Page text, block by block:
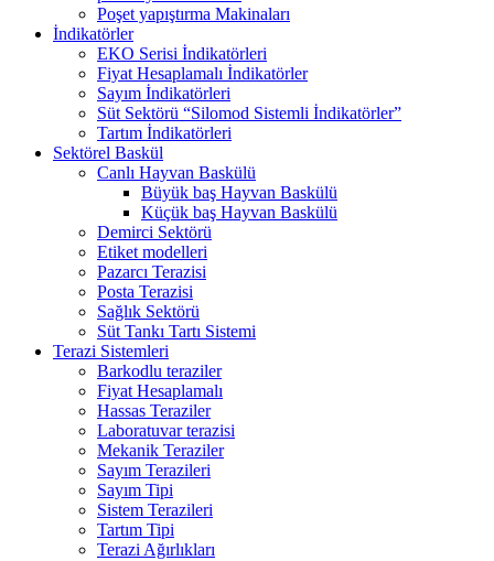
Poşet yapıştırma Makinaları
İndikatörler
EKO Serisi İndikatörleri
Fiyat Hesaplamalı İndikatörler
Sayım İndikatörleri
Süt Sektörü “Silomod Sistemli İndikatörler”
Tartım İndikatörleri
Sektörel Baskül
Canlı Hayvan Baskülü
Büyük baş Hayvan Baskülü
Küçük baş Hayvan Baskülü
Demirci Sektörü
Etiket modelleri
Pazarcı Terazisi
Posta Terazisi
Sağlık Sektörü
Süt Tankı Tartı Sistemi
Terazi Sistemleri
Barkodlu teraziler
Fiyat Hesaplamalı
Hassas Teraziler
Laboratuvar terazisi
Mekanik Teraziler
Sayım Terazileri
Sayım Tipi
Sistem Terazileri
Tartım Tipi
Terazi Ağırlıkları